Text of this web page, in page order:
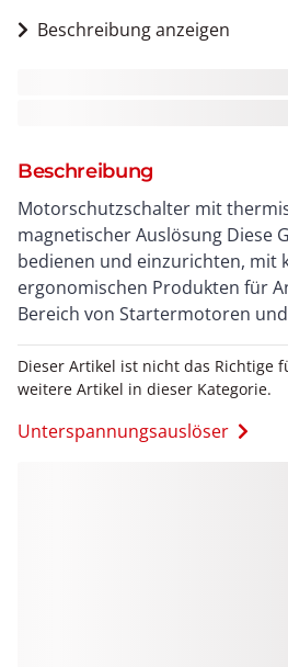
Beschreibung anzeigen
Beschreibung
Motorschutzschalter mit
magnetischer Auslösung Diese
bedienen und einzurichten, mit
ergonomischen Produkten für
Bereich von Startermotoren
Dieser Artikel ist nicht das Richtige
weitere Artikel in dieser Kategorie.
Unterspannungsauslöser